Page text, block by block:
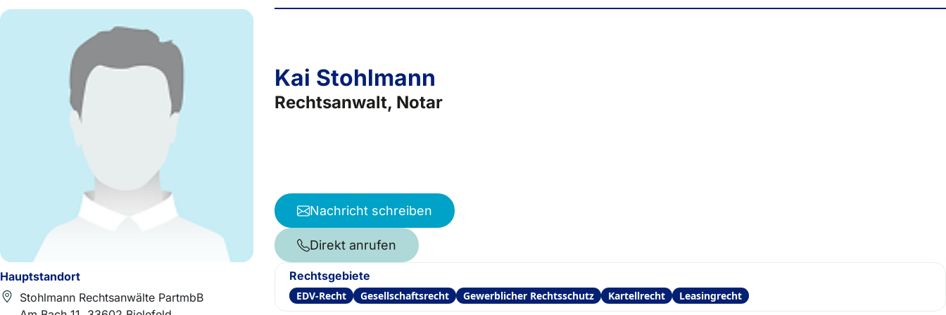
Hauptstandort
Stohlmann Rechtsanwälte PartmbB
Kai Stohlmann
Rechtsanwalt, Notar
Nachricht schreiben
Direkt anrufen
Rechtsgebiete
EDV-Recht Gesellschaftsrecht Gewerblicher Rechtsschutz Kartellrecht Leasingrecht